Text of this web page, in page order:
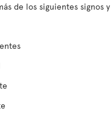
de los siguientes signos